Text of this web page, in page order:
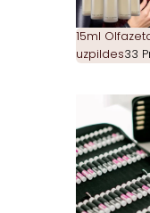
15ml
uzpildes33